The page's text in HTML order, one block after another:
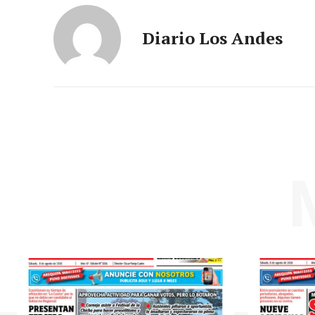
Diario Los Andes